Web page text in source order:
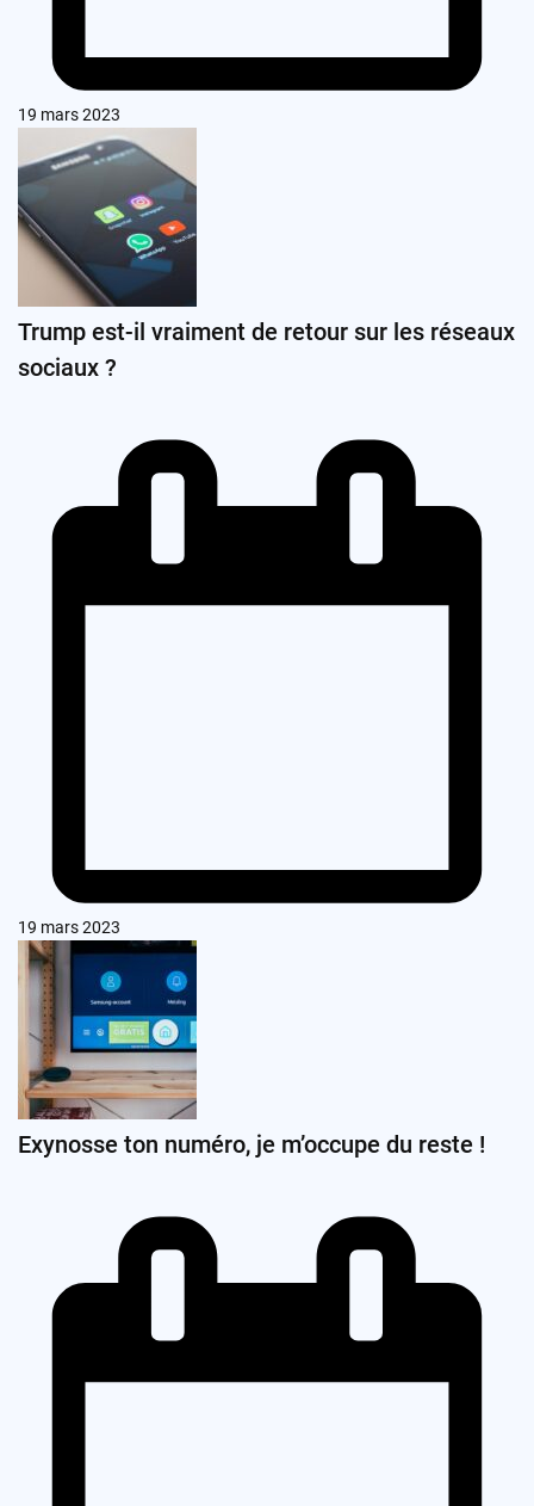
19 mars 2023
Trump est-il vraiment de retour sur les réseaux
sociaux ?
19 mars 2023
Exynosse ton numéro, je m’occupe du reste !